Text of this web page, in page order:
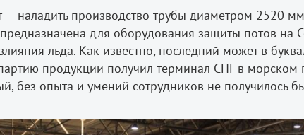
наладить производство трубы диаметром 2520
для оборудования защиты потов на
льда. Как известно, последний может в
продукции получил терминал СПГ в морском
без опыта и умений сотрудников не получилось